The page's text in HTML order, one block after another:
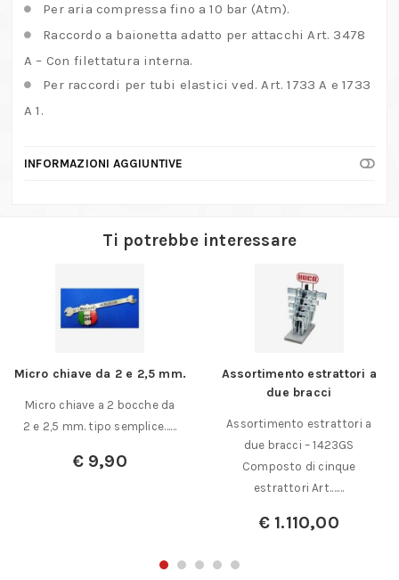
Per aria compressa fino a 10 bar (Atm).
Raccordo a baionetta adatto per attacchi Art. 3478
A – Con filettatura interna.
Per raccordi per tubi elastici ved. Art. 1733 A e 1733
A 1.
INFORMAZIONI AGGIUNTIVE
Ti potrebbe interessare
Micro chiave da 2 e 2,5 mm.
Micro chiave a 2 bocche da
2 e 2,5 mm. tipo semplice……
€9,90
Assortimento estrattori a
due bracci
Assortimento estrattori a
due bracci – 1423GS
Composto di cinque
estrattori Art.……
€1.110,00